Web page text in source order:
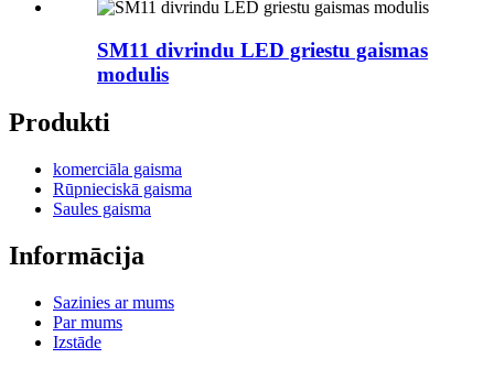
SM11 divrindu LED griestu gaismas
modulis
Produkti
komerciāla gaisma
Rūpnieciskā gaisma
Saules gaisma
Informācija
Sazinies ar mums
Par mums
Izstāde